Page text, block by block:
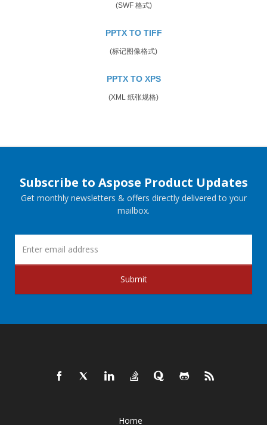
(SWF 格式)
PPTX TO TIFF
(标记图像格式)
PPTX TO XPS
(XML 纸张规格)
Subscribe to Aspose Product Updates
Get monthly newsletters & offers directly delivered to your
mailbox.
Submit
Home